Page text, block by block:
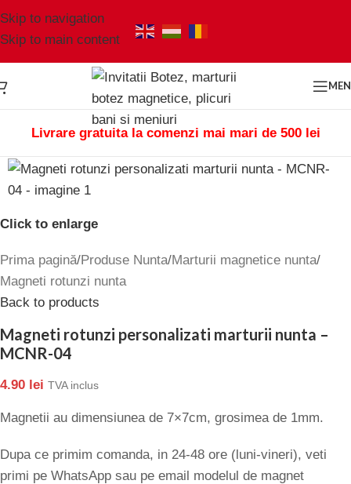
Skip to navigation
Skip to main content
Livrare gratuita la comenzi mai mari de 500 lei
Click to enlarge
Prima pagină/Produse Nunta/Marturii magnetice nunta/
Magneti rotunzi nunta
Back to products
Magneti rotunzi personalizati marturii nunta –
MCNR-04
4.90 lei TVA inclus
Magnetii au dimensiunea de 7×7cm, grosimea de 1mm.
Dupa ce primim comanda, in 24-48 ore (luni-vineri), veti
primi pe WhatsApp sau pe email modelul de magnet